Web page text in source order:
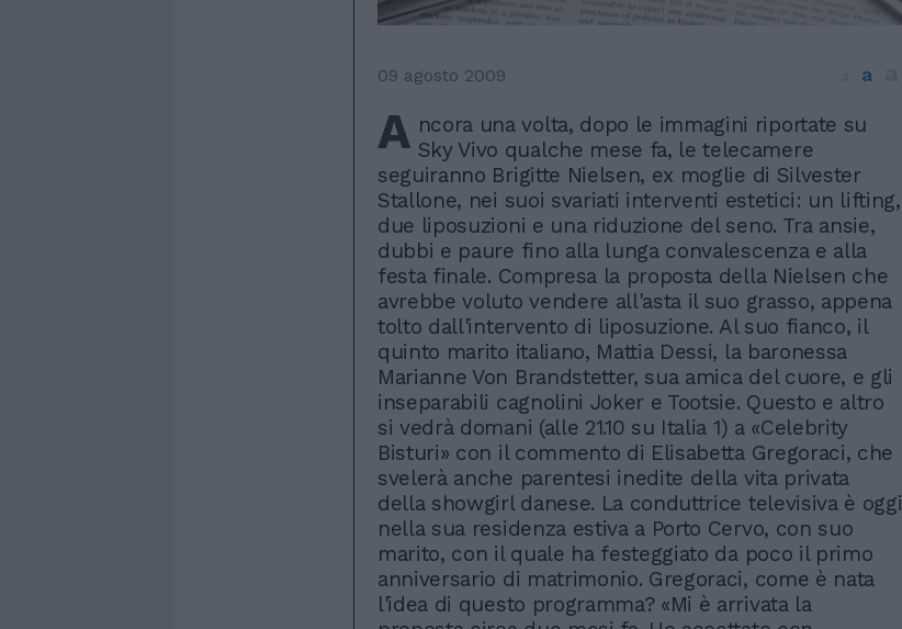
09 agosto 2009 a
A ncora una volta, dopo le immagini riportate su
Sky Vivo qualche mese fa, le telecamere
seguiranno Brigitte Nielsen, ex moglie di Silvester
Stallone, nei suoi svariati interventi estetici: un lifting,
due liposuzioni e una riduzione del seno. Tra ansie,
dubbi e paure fino alla lunga convalescenza e alla
festa finale. Compresa la proposta della Nielsen che
avrebbe voluto vendere all'asta il suo grasso, appena
tolto dall'intervento di liposuzione. Al suo fianco, il
quinto marito italiano, Mattia Dessi, la baronessa
Marianne Von Brandstetter, sua amica del cuore, e gli
inseparabili cagnolini Joker e Tootsie. Questo e altro
si vedrà domani (alle 21.10 su Italia 1) a «Celebrity
Bisturi» con il commento di Elisabetta Gregoraci, che
svelerà anche parentesi inedite della vita privata
della showgirl danese. La conduttrice televisiva è oggi
nella sua residenza estiva a Porto Cervo, con suo
marito, con il quale ha festeggiato da poco il primo
anniversario di matrimonio. Gregoraci, come è nata
l'idea di questo programma? «Mi è arrivata la